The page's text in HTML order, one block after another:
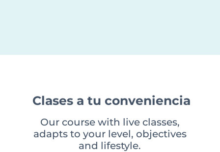
Clases a tu conveniencia
Our course with live classes,
adapts to your level, objectives
and lifestyle.